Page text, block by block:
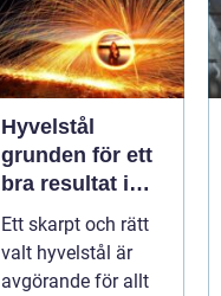
Hyvelstål
grunden för ett
bra resultat i
hyvling
Ett skarpt och rätt
valt hyvelstål är
avgörande för allt